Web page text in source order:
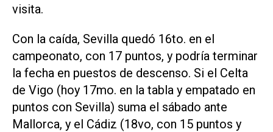
visita.
Con la caída, Sevilla quedó 16to. en el
campeonato, con 17 puntos, y podría terminar
la fecha en puestos de descenso. Si el Celta
de Vigo (hoy 17mo. en la tabla y empatado en
puntos con Sevilla) suma el sábado ante
Mallorca, y el Cádiz (18vo, con 15 puntos y